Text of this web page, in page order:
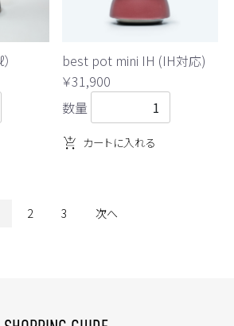
best pot mini IH (IH対応)
￥31,900
数量
カートに入れる
2 3 次へ